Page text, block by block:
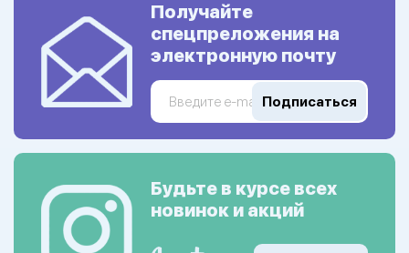
Получайте
спецпреложения на
электронную почту
Подписаться
Будьте в курсе всех
новинок и акций